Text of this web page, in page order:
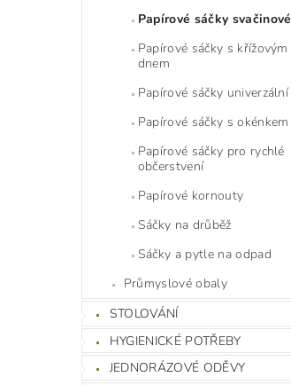
Papírové sáčky svačinové
Papírové sáčky s křížovým
dnem
Papírové sáčky univerzální
Papírové sáčky s okénkem
Papírové sáčky pro rychlé
občerstvení
Papírové kornouty
Sáčky na drůběž
Sáčky a pytle na odpad
Průmyslové obaly
STOLOVÁNÍ
HYGIENICKÉ POTŘEBY
JEDNORÁZOVÉ ODĚVY